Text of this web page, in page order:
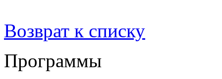
Возврат к списку
Программы